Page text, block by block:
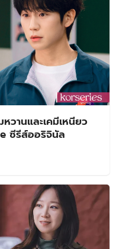
วานและเคมีเหนียว
ซีรีส์ออริจินัล